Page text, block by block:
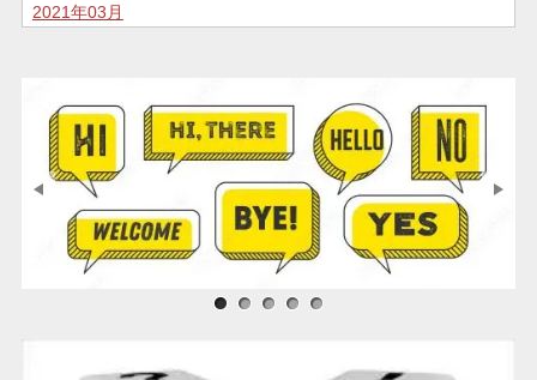
2021年03月
2020年07月
2020年05月
2020年04月
2020年02月
2020年01月
サンプル画像1
サンプル画像2
サンプル画像3